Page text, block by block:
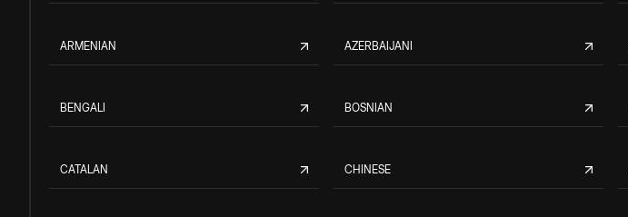
ARMENIAN AZERBAIJANI
BENGALI BOSNIAN
CATALAN CHINESE